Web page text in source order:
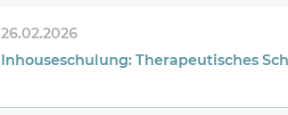
26.02.2026
Inhouseschulung: Therapeutisches